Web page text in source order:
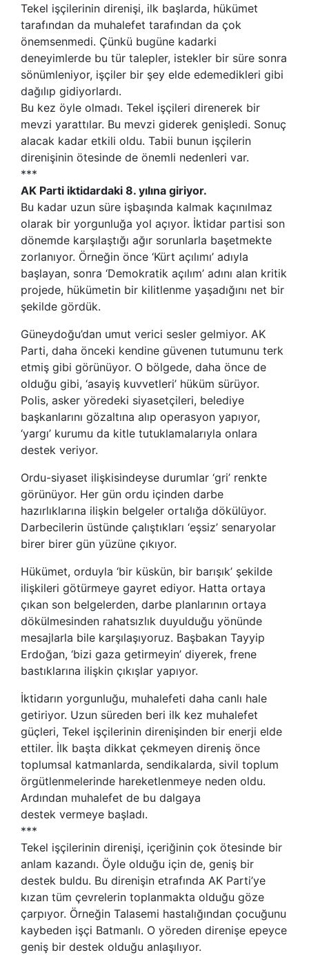
Tekel işçilerinin direnişi, ilk başlarda, hükümet
tarafından da muhalefet tarafından da çok
önemsenmedi. Çünkü bugüne kadarki
deneyimlerde bu tür talepler, istekler bir süre sonra
sönümleniyor, işçiler bir şey elde edemedikleri gibi
dağılıp gidiyorlardı.
Bu kez öyle olmadı. Tekel işçileri direnerek bir
mevzi yarattılar. Bu mevzi giderek genişledi. Sonuç
alacak kadar etkili oldu. Tabii bunun işçilerin
direnişinin ötesinde de önemli nedenleri var.
***
AK Parti iktidardaki 8. yılına giriyor.
Bu kadar uzun süre işbaşında kalmak kaçınılmaz
olarak bir yorgunluğa yol açıyor. İktidar partisi son
dönemde karşılaştığı ağır sorunlarla başetmekte
zorlanıyor. Örneğin önce ‘Kürt açılımı’ adıyla
başlayan, sonra ‘Demokratik açılım’ adını alan kritik
projede, hükümetin bir kilitlenme yaşadığını net bir
şekilde gördük.
Güneydoğu’dan umut verici sesler gelmiyor. AK
Parti, daha önceki kendine güvenen tutumunu terk
etmiş gibi görünüyor. O bölgede, daha önce de
olduğu gibi, ‘asayiş kuvvetleri’ hüküm sürüyor.
Polis, asker yöredeki siyasetçileri, belediye
başkanlarını gözaltına alıp operasyon yapıyor,
‘yargı’ kurumu da kitle tutuklamalarıyla onlara
destek veriyor.
Ordu-siyaset ilişkisindeyse durumlar ‘gri’ renkte
görünüyor. Her gün ordu içinden darbe
hazırlıklarına ilişkin belgeler ortalığa dökülüyor.
Darbecilerin üstünde çalıştıkları ‘eşsiz’ senaryolar
birer birer gün yüzüne çıkıyor.
Hükümet, orduyla ‘bir küskün, bir barışık’ şekilde
ilişkileri götürmeye gayret ediyor. Hatta ortaya
çıkan son belgelerden, darbe planlarının ortaya
dökülmesinden rahatsızlık duyulduğu yönünde
mesajlarla bile karşılaşıyoruz. Başbakan Tayyip
Erdoğan, ‘bizi gaza getirmeyin’ diyerek, frene
bastıklarına ilişkin çıkışlar yapıyor.
İktidarın yorgunluğu, muhalefeti daha canlı hale
getiriyor. Uzun süreden beri ilk kez muhalefet
güçleri, Tekel işçilerinin direnişinden bir enerji elde
ettiler. İlk başta dikkat çekmeyen direniş önce
toplumsal katmanlarda, sendikalarda, sivil toplum
örgütlenmelerinde hareketlenmeye neden oldu.
Ardından muhalefet de bu dalgaya
destek vermeye başladı.
***
Tekel işçilerinin direnişi, içeriğinin çok ötesinde bir
anlam kazandı. Öyle olduğu için de, geniş bir
destek buldu. Bu direnişin etrafında AK Parti’ye
kızan tüm çevrelerin toplanmakta olduğu göze
çarpıyor. Örneğin Talasemi hastalığından çocuğunu
kaybeden işçi Batmanlı. O yöreden direnişe epeyce
geniş bir destek olduğu anlaşılıyor.